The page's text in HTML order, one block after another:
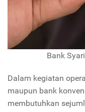
Bank
Dalam kegiatan
maupun bank
membutuhkan